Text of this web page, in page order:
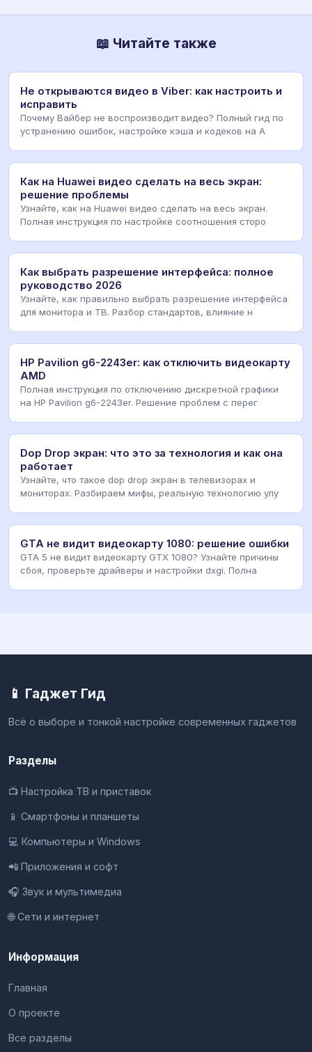
📖 Читайте также
Не открываются видео в Viber: как настроить и
исправить
Почему Вайбер не воспроизводит видео? Полный гид по
устранению ошибок, настройке кэша и кодеков на A
Как на Huawei видео сделать на весь экран:
решение проблемы
Узнайте, как на Huawei видео сделать на весь экран.
Полная инструкция по настройке соотношения сторо
Как выбрать разрешение интерфейса: полное
руководство 2026
Узнайте, как правильно выбрать разрешение интерфейса
для монитора и ТВ. Разбор стандартов, влияние н
HP Pavilion g6-2243er: как отключить видеокарту
AMD
Полная инструкция по отключению дискретной графики
на HP Pavilion g6-2243er. Решение проблем с перег
Dop Drop экран: что это за технология и как она
работает
Узнайте, что такое dop drop экран в телевизорах и
мониторах. Разбираем мифы, реальную технологию улу
GTA не видит видеокарту 1080: решение ошибки
GTA 5 не видит видеокарту GTX 1080? Узнайте причины
сбоя, проверьте драйверы и настройки dxgi. Полна
📱 Гаджет Гид
Всё о выборе и тонкой настройке современных гаджетов
Разделы
📺 Настройка ТВ и приставок
📱 Смартфоны и планшеты
💻 Компьютеры и Windows
📲 Приложения и софт
🎧 Звук и мультимедиа
🌐 Сети и интернет
Информация
Главная
О проекте
Все разделы